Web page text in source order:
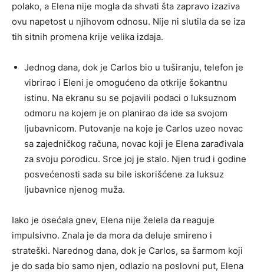
polako, a Elena nije mogla da shvati šta zapravo izaziva
ovu napetost u njihovom odnosu. Nije ni slutila da se iza
tih sitnih promena krije velika izdaja.
Jednog dana, dok je Carlos bio u tuširanju, telefon je
vibrirao i Eleni je omogućeno da otkrije šokantnu
istinu. Na ekranu su se pojavili podaci o luksuznom
odmoru na kojem je on planirao da ide sa svojom
ljubavnicom. Putovanje na koje je Carlos uzeo novac
sa zajedničkog računa, novac koji je Elena zarađivala
za svoju porodicu. Srce joj je stalo. Njen trud i godine
posvećenosti sada su bile iskorišćene za luksuz
ljubavnice njenog muža.
Iako je osećala gnev, Elena nije želela da reaguje
impulsivno. Znala je da mora da deluje smireno i
strateški. Narednog dana, dok je Carlos, sa šarmom koji
je do sada bio samo njen, odlazio na poslovni put, Elena